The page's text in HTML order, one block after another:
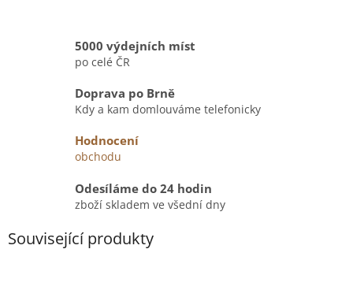
5000 výdejních míst
po celé ČR
Doprava po Brně
Kdy a kam domlouváme telefonicky
Hodnocení
obchodu
Odesíláme do 24 hodin
zboží skladem ve všední dny
Související produkty